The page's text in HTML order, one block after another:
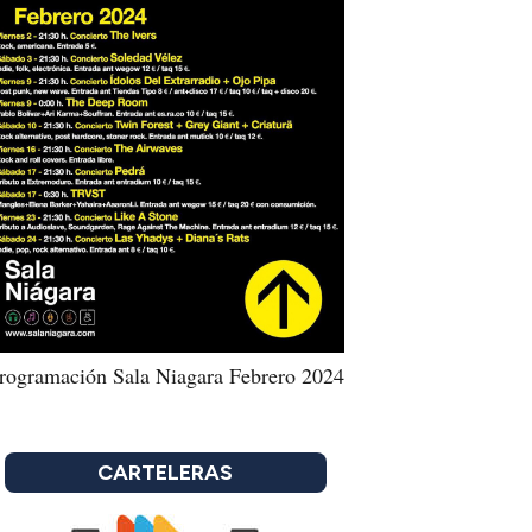
Sala Niagara Febrero 2024
CARTELERAS